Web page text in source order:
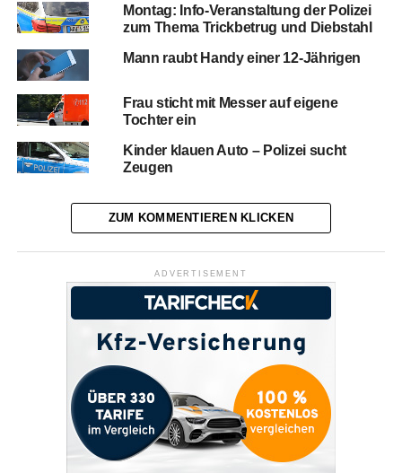
Montag: Info-Veranstaltung der Polizei
zum Thema Trickbetrug und Diebstahl
Mann raubt Handy einer 12-Jährigen
Frau sticht mit Messer auf eigene
Tochter ein
Kinder klauen Auto – Polizei sucht
Zeugen
ZUM KOMMENTIEREN KLICKEN
ADVERTISEMENT